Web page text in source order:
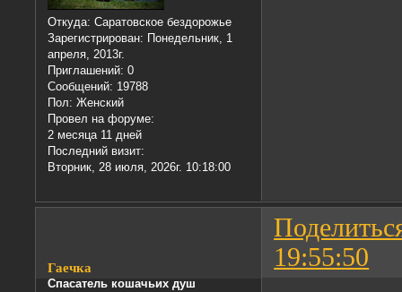
Откуда: Саратовское бездорожье
Зарегистрирован: Понедельник, 1
апреля, 2013г.
Приглашений: 0
Сообщений: 19788
Пол: Женский
Провел на форуме:
2 месяца 11 дней
Последний визит:
Вторник, 28 июля, 2026г. 10:18:00
19:55:50
Гаечка
Спасатель кошачьих душ